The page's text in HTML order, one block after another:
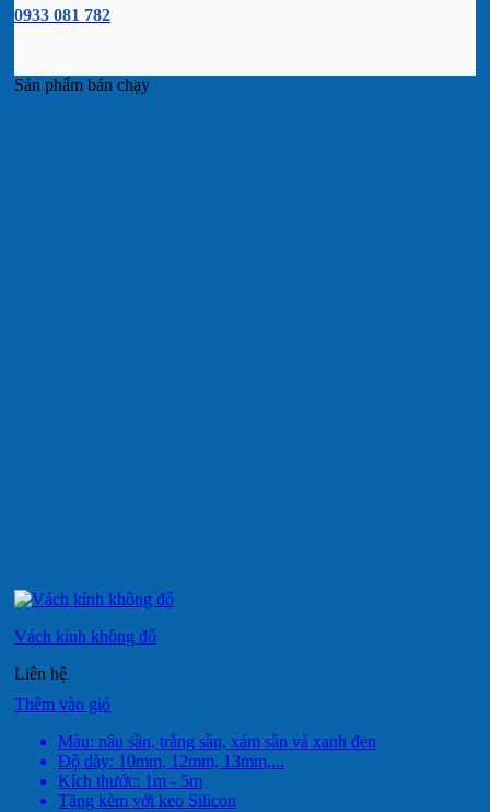
0933 081 782
Sản phẩm bán chạy
Vách kính không đố
Liên hệ
Thêm vào giỏ
Màu: nâu sần, trắng sần, xám sần và xanh đen
Độ dày: 10mm, 12mm, 13mm,...
Kích thước: 1m - 5m
Tặng kèm với keo Silicon